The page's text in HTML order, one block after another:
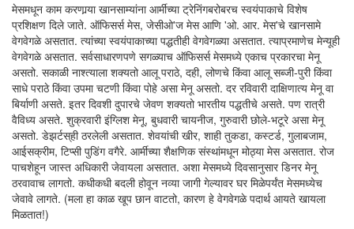
मेसमधून काम करणार्‍या खानसाम्यांना आर्मीच्या ट्रेनिंगबरोबरच स्वयंपाकाचे विशेष
प्रशिक्षण दिले जाते. ऑफिसर्स मेस, जेसीओ'ज मेस आणि 'ओ. आर. मेस'चे खानसामे
वेगवेगळे असतात. त्यांच्या स्वयंपाकाच्या पद्धतीही वेगवेगळ्या असतात. त्याप्रमाणेच मेन्यूही
वेगवेगळे असतात. सर्वसाधारणपणे सगळ्याच ऑफिसर्स मेसमध्ये एकाच प्रकारचा मेनू
असतो. सकाळी नाश्त्याला शक्यतो आलू पराठे, दही, लोणचे किंवा आलू सब्जी-पुरी किंवा
साधे पराठे किंवा उपमा चटणी किंवा पोहे असा मेनू असतो. दर रविवारी दाक्षिणात्य मेनू वा
बिर्याणी असते. इतर दिवशी दुपारचे जेवण शक्यतो भारतीय पद्धतीचे असते. पण रात्री
वैविध्य असते. शुक्रवारी इंग्लिश मेनू, बुधवारी चायनीज, गुरुवारी छोले-भटूरे असा मेनू
असतो. डेझर्टस्‌ही ठरलेली असतात. शेवयांची खीर, शाही तुकडा, कस्टर्ड, गुलाबजाम,
आईसक्रीम, टिप्सी पुडिंग वगैरे. आर्मीच्या शैक्षणिक संस्थांमधून मोठ्या मेस असतात. रोज
पाचशेहून जास्त अधिकारी जेवायला असतात. अशा मेसमध्ये दिवसानुसार डिनर मेनू
ठरवावाच लागतो. कधीकधी बदली होवून नव्या जागी गेल्यावर घर मिळेपर्यंत मेसमध्येच
जेवावे लागते. (मला हा काळ खूप छान वाटतो, कारण हे वेगवेगळे पदार्थ आयते खायला
मिळतात!)